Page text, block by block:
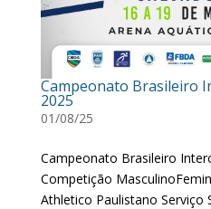
Campeonato Brasileiro
2025
01/08/25
Campeonato Brasileiro
Competição
Athletico Paulistano Serviço